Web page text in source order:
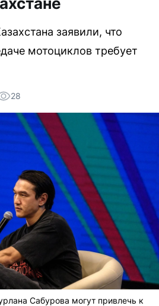
заявили, что
мотоциклов требует
28
Сабурова могут привлечь к